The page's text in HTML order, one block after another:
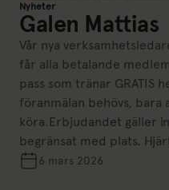
Nyheter
Galen Mattias
Vår nya
får alla betalande
pass som tränar GRATIS
föranmälan behövs,
köra.Erbjudandet gäller
begränsat med plats.
6 mars 2026